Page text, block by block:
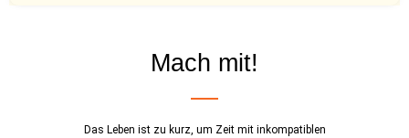
Mach mit!
Das Leben ist zu kurz, um Zeit mit inkompatiblen